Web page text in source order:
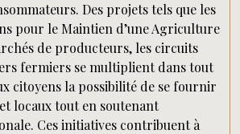
Des projets tels que les
pour le Maintien d’une Agriculture
de producteurs, les circuits
fermiers se multiplient dans tout
citoyens la possibilité de se fournir
locaux tout en soutenant
Ces initiatives contribuent à